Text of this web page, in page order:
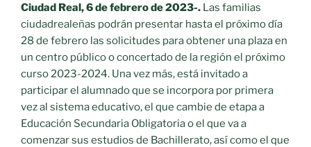
Ciudad Real, 6 de febrero de 2023-. Las familias
ciudadrealeñas podrán presentar hasta el próximo día
28 de febrero las solicitudes para obtener una plaza en
un centro público o concertado de la región el próximo
curso 2023-2024. Una vez más, está invitado a
participar el alumnado que se incorpora por primera
vez al sistema educativo, el que cambie de etapa a
Educación Secundaria Obligatoria o el que va a
comenzar sus estudios de Bachillerato, así como el que